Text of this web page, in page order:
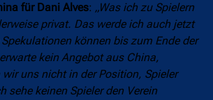
für Dani Alves: „Was ich zu Spielern
privat. Das werde ich auch jetzt
können bis zum Ende der
kein Angebot aus China,
uns nicht in der Position, Spieler
sehe keinen Spieler den Verein